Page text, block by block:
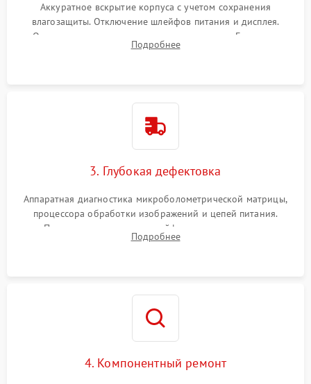
Аккуратное вскрытие корпуса с учетом сохранения
влагозащиты. Отключение шлейфов питания и дисплея.
Очистка внутренних плат от окислов и пыли. Бережная
обработка германиевого объектива специализированными
Подробнее
3. Глубокая дефектовка
Аппаратная диагностика микроболометрической матрицы,
процессора обработки изображений и цепей питания.
Проверка целостности шлейфов, модуля памяти и
интерфейсов связи. Выявление сгоревших SMD-компонентов
Подробнее
4. Компонентный ремонт